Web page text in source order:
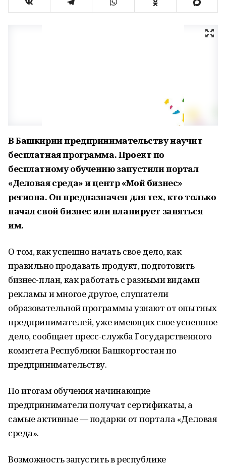
В Башкирии предпринимательству научит
бесплатная программа. Проект по
бесплатному обучению запустили портал
«Деловая среда» и центр «Мой бизнес»
региона. Он предназначен для тех, кто только
начал свой бизнес или планирует заняться
им.
О том, как успешно начать свое дело, как
правильно продавать продукт, подготовить
бизнес-план, как работать с разными видами
рекламы и многое другое, слушатели
образовательной программы узнают от опытных
предпринимателей, уже имеющих свое успешное
дело, сообщает пресс-служба Государственного
комитета Республики Башкортостан по
предпринимательству.
По итогам обучения начинающие
предприниматели получат сертификаты, а
самые активные — подарки от портала «Деловая
среда».
Возможность запустить в республике